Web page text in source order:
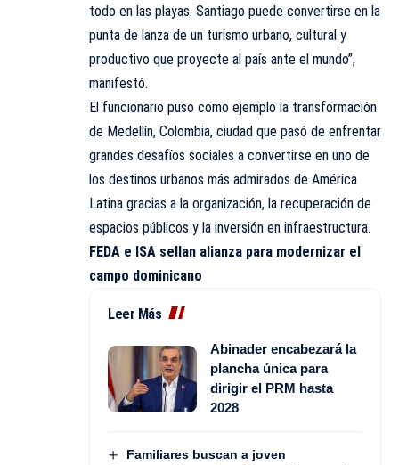
todo en las playas. Santiago puede convertirse en la
punta de lanza de un turismo urbano, cultural y
productivo que proyecte al país ante el mundo”,
manifestó.
El funcionario puso como ejemplo la transformación
de Medellín, Colombia, ciudad que pasó de enfrentar
grandes desafíos sociales a convertirse en uno de
los destinos urbanos más admirados de América
Latina gracias a la organización, la recuperación de
espacios públicos y la inversión en infraestructura.
FEDA e ISA sellan alianza para modernizar el
campo dominicano
Leer Más
Abinader encabezará la
plancha única para
dirigir el PRM hasta
2028
Familiares buscan a joven